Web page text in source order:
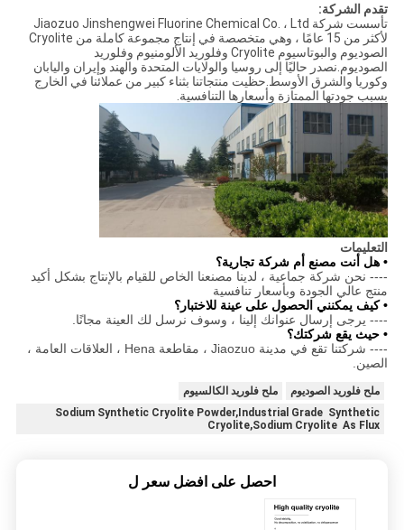
تقدم الشركة:
تأسست شركة Jiaozuo Jinshengwei Fluorine Chemical Co. ، Ltd
لأكثر من 15 عامًا ، وهي متخصصة في إنتاج مجموعة كاملة من Cryolite
الصوديوم والبوتاسيوم Cryolite وفلوريد الألومنيوم وفلوريد
الصوديوم.نصدر حاليًا إلى روسيا والولايات المتحدة والهند وإيران واليابان
وكوريا والشرق الأوسط.حظيت منتجاتنا بثناء كبير من عملائنا في الخارج
بسبب جودتها الممتازة وأسعارها التنافسية.
التعليمات
• هل أنت مصنع أم شركة تجارية؟
---- نحن شركة جماعية ، لدينا مصنعنا الخاص للقيام بالإنتاج بشكل أكيد
منتج عالي الجودة وبأسعار تنافسية
• كيف يمكنني الحصول على عينة للاختبار؟
---- يرجى إرسال عنوانك إلينا ، وسوف نرسل لك العينة مجانًا.
• حيث يقع شركتك؟
---- شركتنا تقع في مدينة Jiaozuo ، مقاطعة Hena ، العلاقات العامة ،
الصين.
ملح فلوريد الصوديوم
ملح فلوريد الكالسيوم
Sodium Synthetic Cryolite Powder,Industrial Grade Synthetic
Cryolite,Sodium Cryolite As Flux
احصل على افضل سعر ل